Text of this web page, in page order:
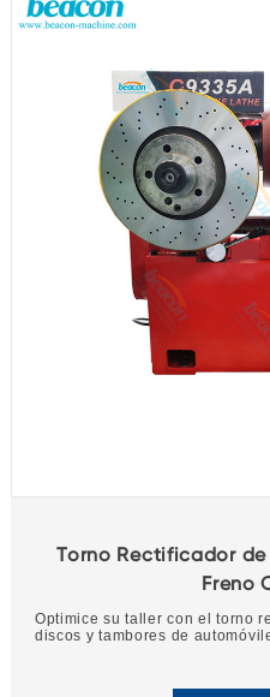
Torno Rectificador
Freno
Optimice su taller con el torno
discos y tambores de